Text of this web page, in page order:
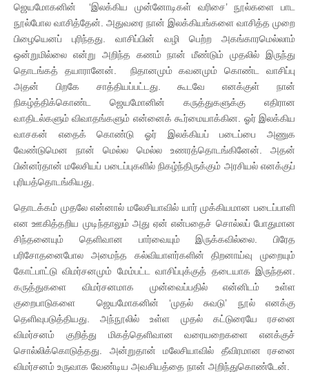
ஜெயமோகனின் ‘இலக்கிய முன்னோடிகள் வரிசை’ நூல்களை பாட
நூல்போல வாசித்தேன். அதுவரை நான் இலக்கியங்களை வாசித்த முறை
பிழையெனப் புரிந்தது. வாசிப்பின் வழி பெற்ற அகங்காரமெல்லாம்
ஒன்றுமில்லை என்று அறிந்த கணம் நான் மீண்டும் முதலில் இருந்து
தொடங்கத் தயாரானேன். நிதானமும் கவனமும் கொண்ட வாசிப்பு
அதன் பிறகே சாத்தியப்பட்டது. கூடவே எனக்குள் நான்
நிகழ்த்திக்கொண்ட ஜெயமோனின் கருத்துகளுக்கு எதிரான
வாதிடல்களும் விவாதங்களும் என்னைக் கூர்மையாக்கின. ஓர் இலக்கிய
வாசகன் எதைக் கொண்டு ஓர் இலக்கியப் படைப்பை அணுக
வேண்டுமென நான் மெல்ல மெல்ல உணரத்தொடங்கினேன். அதன்
பின்னர்தான் மலேசியப் படைப்புகளில் நிகழ்ந்திருக்கும் அரசியல் எனக்குப்
புரியத்தொடங்கியது.
தொடக்கம் முதலே என்னால் மலேசியாவில் யார் முக்கியமான படைப்பாளி
என ஊகித்தறிய முடிந்தாலும் அது ஏன் என்பதைச் சொல்லப் போதுமான
சிந்தனையும் தெளிவான பார்வையும் இருக்கவில்லை. பிரேத
பரிசோதனைபோல அமைந்த கல்வியாளர்களின் திறனாய்வு முறையும்
கோட்பாட்டு விமர்சனமும் மேம்பட்ட வாசிப்புக்குத் தடையாக இருந்தன.
கருத்துகளை விமர்சனமாக முன்வைப்பதில் என்னிடம் உள்ள
குறைபாடுகளை ஜெயமோகனின் ‘முதல் சுவடு’ நூல் எனக்கு
தெளிவுபடுத்தியது. அந்நூலில் உள்ள முதல் கட்டுரையே ரசனை
விமர்சனம் குறித்து மிகத்தெளிவான வரையறைகளை எனக்குச்
சொல்லிக்கொடுத்தது. அன்றுதான் மலேசியாவில் தீவிரமான ரசனை
விமர்சனம் உருவாக வேண்டிய அவசியத்தை நான் அறிந்துகொண்டேன்.